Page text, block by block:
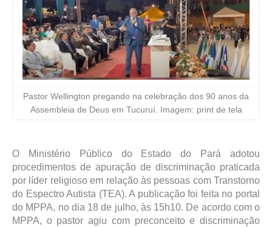
Pastor Wellington pregando na celebração dos 90 anos da
Assembleia de Deus em Tucuruí. Imagem: print de tela
O Ministério Público do Estado do Pará adotou
procedimentos de apuração de discriminação praticada
por líder religioso em relação às pessoas com Transtorno
do Espectro Autista (TEA). A publicação foi feita no portal
do MPPA, no dia 18 de julho, às 15h10. De acordo com o
MPPA, o pastor agiu com preconceito e discriminação